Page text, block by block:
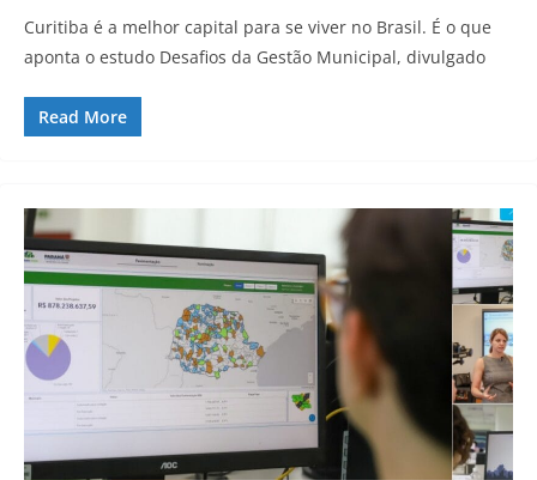
Curitiba é a melhor capital para se viver no Brasil. É o que
aponta o estudo Desafios da Gestão Municipal, divulgado
Read More